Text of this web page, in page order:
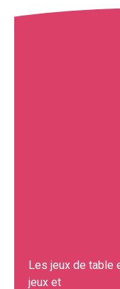
Les jeux de table
jeux et